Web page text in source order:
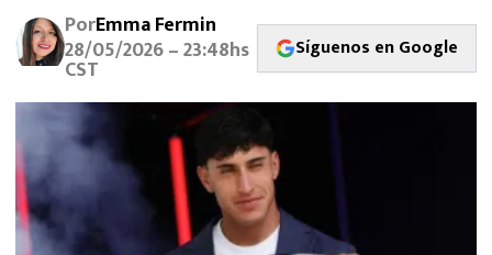
FUTBOL INTERNACIONAL
MEXICANOS EN EL EXTRANJERO
FUTBOL ESTUFA
FÓRMULA 1
BOXEO
PorEmma Fermin
28/05/2026 – 23:48hs
CST
Síguenos en Google